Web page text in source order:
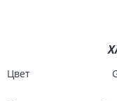
Цвет